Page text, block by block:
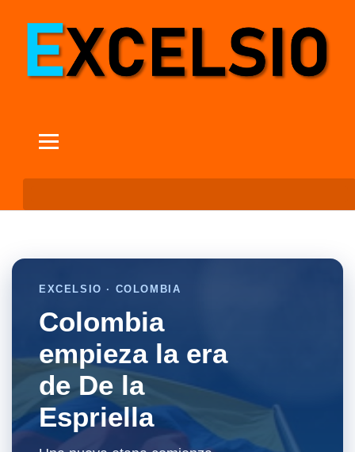
EXCELSIO · COLOMBIA
Colombia
empieza la era
de De la
Espriella